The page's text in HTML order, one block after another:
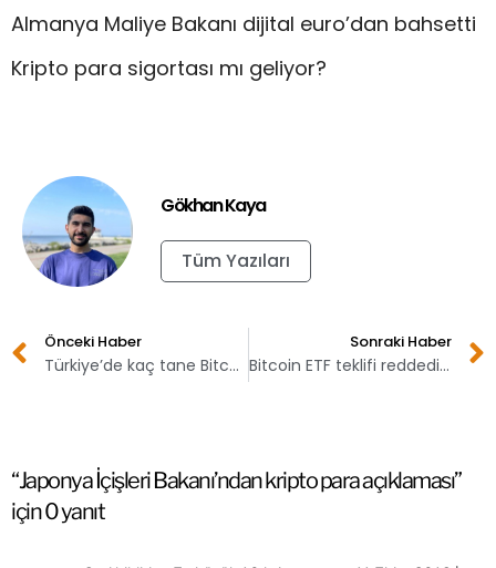
Almanya Maliye Bakanı dijital euro’dan bahsetti
Kripto para sigortası mı geliyor?
Gökhan Kaya
Tüm Yazıları
Önceki Haber
Türkiye’de kaç tane Bitcoin ATM’si var?
Sonraki Haber
Bitcoin ETF teklifi reddedildi
“Japonya İçişleri Bakanı’ndan kripto para açıklaması”
için 0 yanıt